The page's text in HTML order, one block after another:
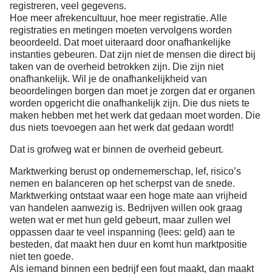
registreren, veel gegevens.
Hoe meer afrekencultuur, hoe meer registratie. Alle
registraties en metingen moeten vervolgens worden
beoordeeld. Dat moet uiteraard door onafhankelijke
instanties gebeuren. Dat zijn niet de mensen die direct bij
taken van de overheid betrokken zijn. Die zijn niet
onafhankelijk. Wil je de onafhankelijkheid van
beoordelingen borgen dan moet je zorgen dat er organen
worden opgericht die onafhankelijk zijn. Die dus niets te
maken hebben met het werk dat gedaan moet worden. Die
dus niets toevoegen aan het werk dat gedaan wordt!
Dat is grofweg wat er binnen de overheid gebeurt.
Marktwerking berust op ondernemerschap, lef, risico’s
nemen en balanceren op het scherpst van de snede.
Marktwerking ontstaat waar een hoge mate aan vrijheid
van handelen aanwezig is. Bedrijven willen ook graag
weten wat er met hun geld gebeurt, maar zullen wel
oppassen daar te veel inspanning (lees: geld) aan te
besteden, dat maakt hen duur en komt hun marktpositie
niet ten goede.
Als iemand binnen een bedrijf een fout maakt, dan maakt